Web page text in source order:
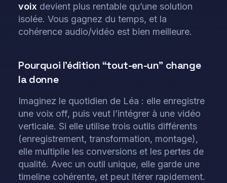
voix devient plus rentable qu’une solution
isolée. Vous gagnez du temps, et la
cohérence audio/vidéo est bien meilleure.
Pourquoi l’édition “tout-en-un” change
la donne
Imaginez le quotidien de Léa : elle enregistre
une voix off, puis veut l’intégrer à une vidéo
verticale. Si elle utilise trois outils différents
(enregistrement, transformation, montage),
elle multiplie les conversions et les pertes de
qualité. Avec un outil unique, elle garde une
timeline cohérente, et peut itérer rapidement.